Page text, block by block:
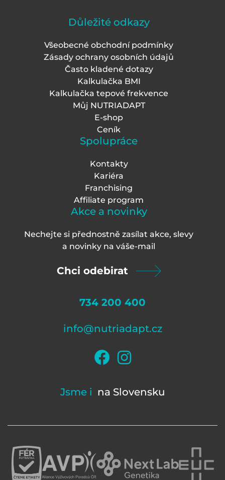
Důležité odkazy
Všeobecné obchodní podmínky
Zásady ochrany osobních údajů
Často kladené dotazy
Kalkulačka BMI
Kalkulačka tepové frekvence
Můj NUTRIADAPT
E-shop
Ceník
Spolupráce
Kontakty
Kariéra
Franchising
Affiliate program
Akce a novinky
Nechejte si přednostně zasílat akce, slevy
a novinky na váše-mail
Chci odebirat
734 200 400
info@nutriadapt.cz
Jsme i na Slovensku